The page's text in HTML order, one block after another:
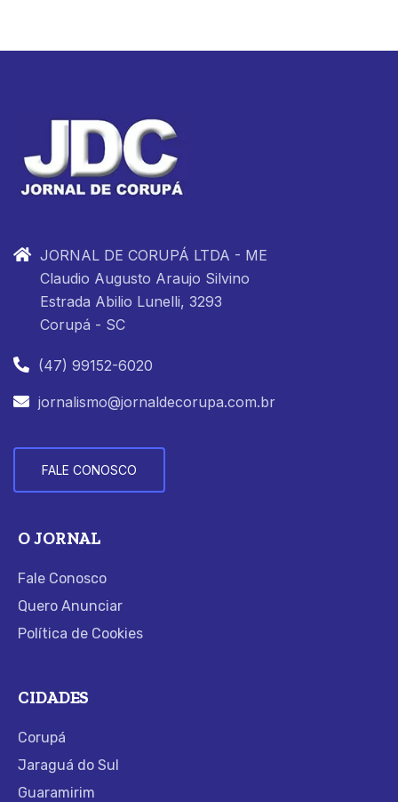
JORNAL DE CORUPÁ LTDA - ME
Claudio Augusto Araujo Silvino
Estrada Abilio Lunelli, 3293
Corupá - SC
(47) 99152-6020
jornalismo@jornaldecorupa.com.br
FALE CONOSCO
O JORNAL
Fale Conosco
Quero Anunciar
Política de Cookies
CIDADES
Corupá
Jaraguá do Sul
Guaramirim